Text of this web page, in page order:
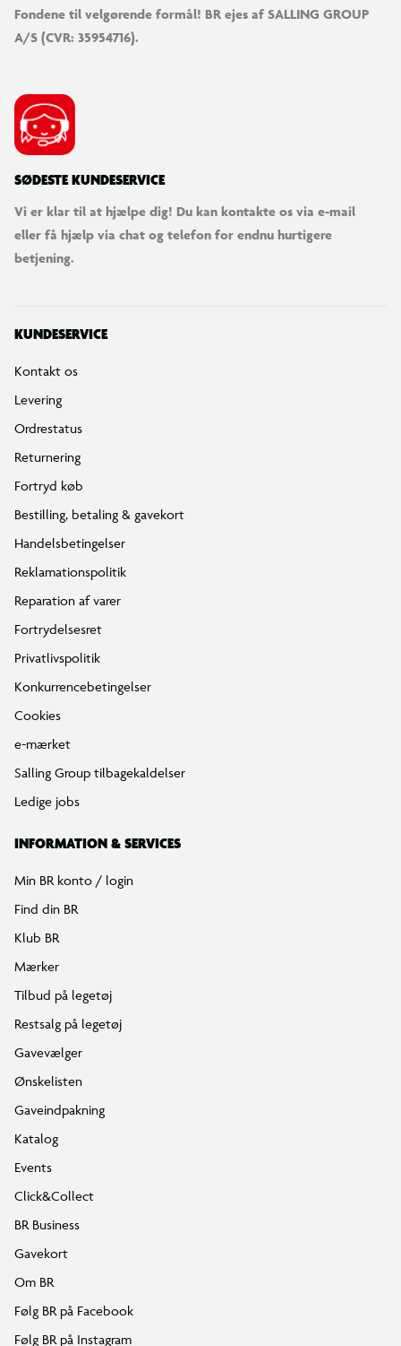
Fondene til velgørende formål! BR ejes af SALLING GROUP
A/S (CVR: 35954716).
SØDESTE KUNDESERVICE
Vi er klar til at hjælpe dig! Du kan kontakte os via e-mail
eller få hjælp via chat og telefon for endnu hurtigere
betjening.
KUNDESERVICE
Kontakt os
Levering
Ordrestatus
Returnering
Fortryd køb
Bestilling, betaling & gavekort
Handelsbetingelser
Reklamationspolitik
Reparation af varer
Fortrydelsesret
Privatlivspolitik
Konkurrencebetingelser
Cookies
e-mærket
Salling Group tilbagekaldelser
Ledige jobs
INFORMATION & SERVICES
Min BR konto / login
Find din BR
Klub BR
Mærker
Tilbud på legetøj
Restsalg på legetøj
Gavevælger
Ønskelisten
Gaveindpakning
Katalog
Events
Click&Collect
BR Business
Gavekort
Om BR
Følg BR på Facebook
Følg BR på Instagram